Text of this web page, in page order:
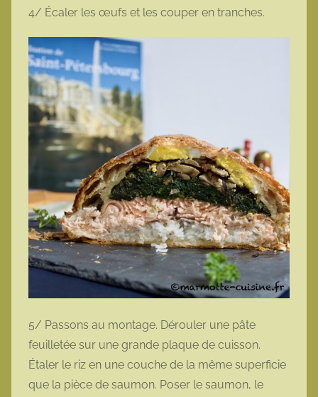
4/ Écaler les œufs et les couper en tranches.
5/ Passons au montage. Dérouler une pâte
feuilletée sur une grande plaque de cuisson.
Étaler le riz en une couche de la même superficie
que la pièce de saumon. Poser le saumon, le